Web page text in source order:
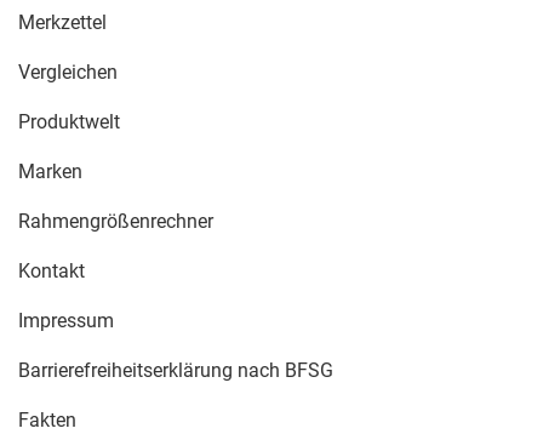
Merkzettel
Vergleichen
Produktwelt
Marken
Rahmengrößenrechner
Kontakt
Impressum
Barrierefreiheitserklärung nach BFSG
Fakten